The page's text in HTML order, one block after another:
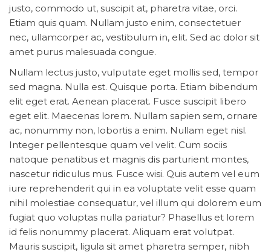
justo, commodo ut, suscipit at, pharetra vitae, orci.
Etiam quis quam. Nullam justo enim, consectetuer
nec, ullamcorper ac, vestibulum in, elit. Sed ac dolor sit
amet purus malesuada congue.
Nullam lectus justo, vulputate eget mollis sed, tempor
sed magna. Nulla est. Quisque porta. Etiam bibendum
elit eget erat. Aenean placerat. Fusce suscipit libero
eget elit. Maecenas lorem. Nullam sapien sem, ornare
ac, nonummy non, lobortis a enim. Nullam eget nisl.
Integer pellentesque quam vel velit. Cum sociis
natoque penatibus et magnis dis parturient montes,
nascetur ridiculus mus. Fusce wisi. Quis autem vel eum
iure reprehenderit qui in ea voluptate velit esse quam
nihil molestiae consequatur, vel illum qui dolorem eum
fugiat quo voluptas nulla pariatur? Phasellus et lorem
id felis nonummy placerat. Aliquam erat volutpat.
Mauris suscipit, ligula sit amet pharetra semper, nibh